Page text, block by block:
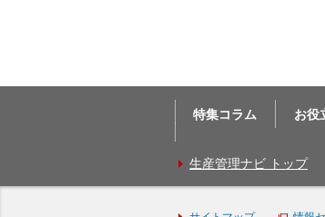
特集コラム お役
生産管理ナビ トップ